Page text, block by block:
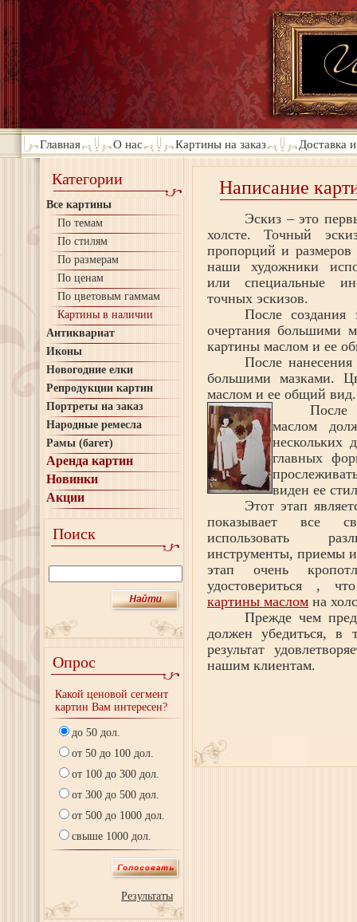
Главная О нас Картины на заказ Доставка
Категории
Все картины
По темам
По стилям
По размерам
По ценам
По цветовым гаммам
Картины в наличии
Антиквариат
Иконы
Новогодние елки
Репродукции картин
Портреты на заказ
Народные ремесла
Рамы (багет)
Аренда картин
Новинки
Акции
Поиск
Опрос
Какой ценовой сегмент
картин Вам интересен?
до 50 дол.
от 50 до 100 дол.
от 100 до 300 дол.
от 300 до 500 дол.
от 500 до 1000 дол.
свыше 1000 дол.
Результаты
Написание
Эскиз – это
холсте. Точный
пропорций и
наши художники
или специальные
точных эскизов.
После создания
очертания большими
картины маслом и ее
После
большими мазками.
маслом и ее общий вид.
После
маслом
нескольких
главных
виден ее
Этот этап
показывает все
использовать
инструменты, приемы и
этап очень
удостовериться ,
картины маслом на
Прежде чем
должен убедиться, в
результат
нашим клиентам.